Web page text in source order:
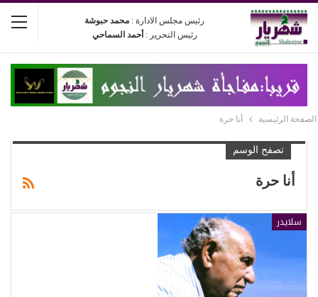
رئيس مجلس الادارة : محمد حبوشة
رئيس التحرير : أحمد السماحي
الصفحة الرئيسية أنا حرة
تصفح الوسم
أنا حرة
سلايدر